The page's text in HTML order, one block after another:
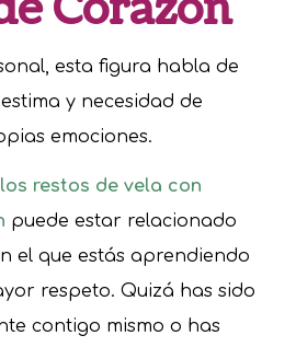
esta figura habla de
y necesidad de
emociones.
restos de vela con
puede estar relacionado
el que estás aprendiendo
respeto. Quizá has sido
contigo mismo o has